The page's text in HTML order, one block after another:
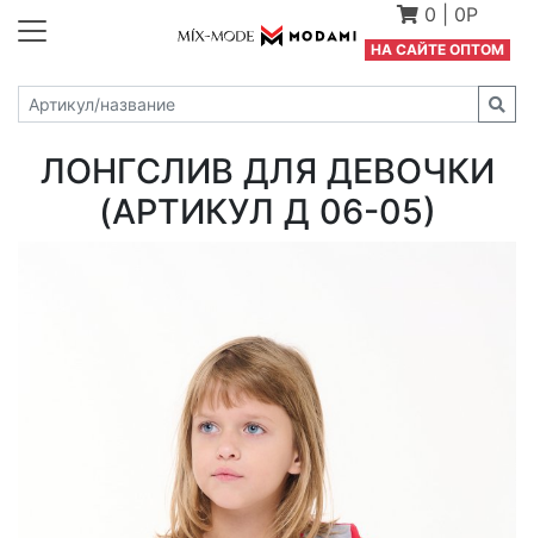
0 0Р
НА САЙТЕ ОПТОМ
ЛОНГСЛИВ ДЛЯ ДЕВОЧКИ
(АРТИКУЛ Д 06-05)